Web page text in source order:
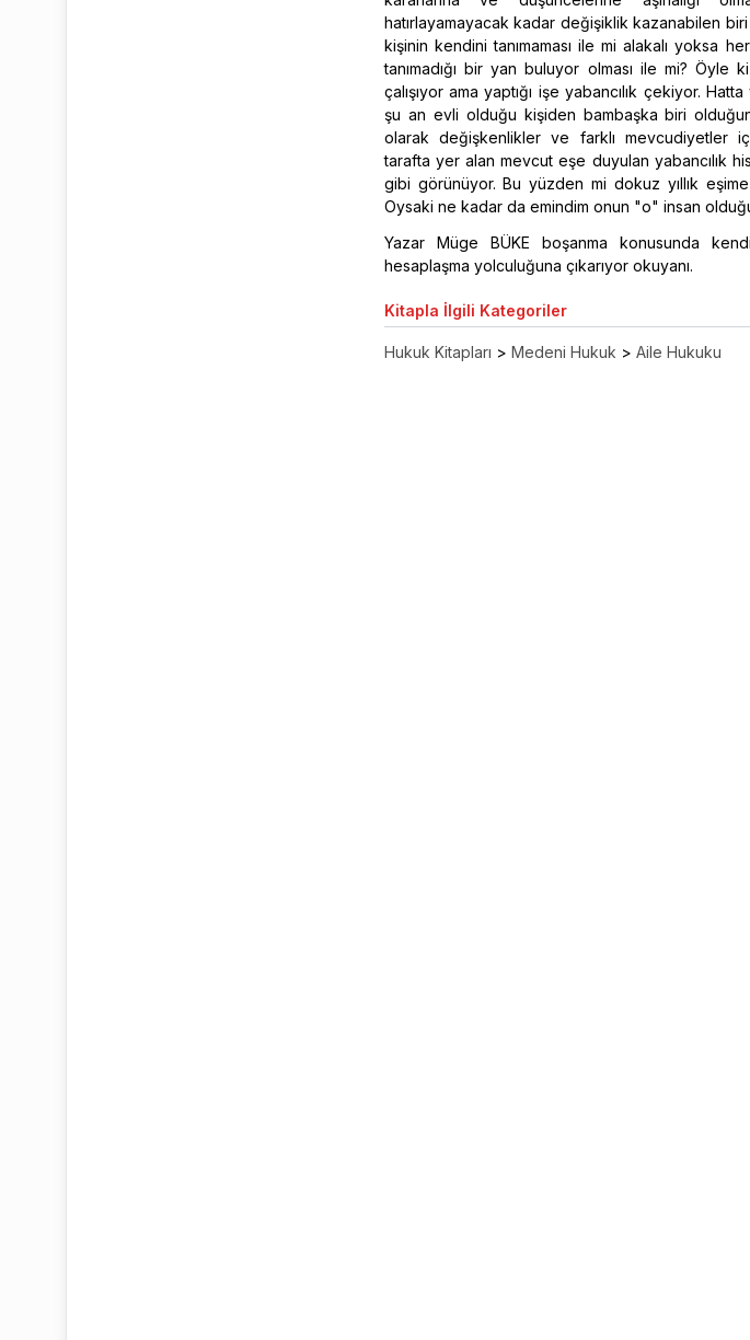
hatırlayamayacak kadar değişiklik kazanabilen biri
kişinin kendini tanımaması ile mi alakalı yoksa
tanımadığı bir yan buluyor olması ile mi?
çalışıyor ama yaptığı işe yabancılık çekiyor.
şu an evli olduğu kişiden bambaşka biri
olarak değişkenlikler ve farklı mevcudiyetler
tarafta yer alan mevcut eşe duyulan yabancılık
gibi görünüyor. Bu yüzden mi dokuz yıllık
Oysaki ne kadar da emindim onun "o" insan
Yazar Müge BÜKE boşanma konusunda
hesaplaşma yolculuğuna çıkarıyor okuyanı.
Kitapla İlgili Kategoriler
Hukuk Kitapları > Medeni Hukuk > Aile Hukuku